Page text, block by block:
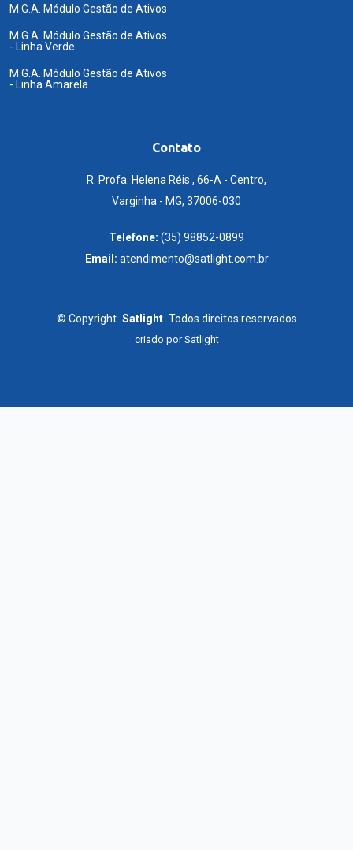
M.G.A. Módulo Gestão de Ativos
M.G.A. Módulo Gestão de Ativos
- Linha Verde
M.G.A. Módulo Gestão de Ativos
- Linha Amarela
Contato
R. Profa. Helena Réis , 66-A - Centro,
Varginha - MG, 37006-030
Telefone: (35) 98852-0899
Email: atendimento@satlight.com.br
© Copyright Satlight Todos direitos reservados
criado porSatlight